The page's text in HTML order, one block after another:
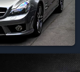
